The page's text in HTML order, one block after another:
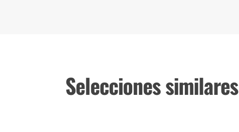
Selecciones similares